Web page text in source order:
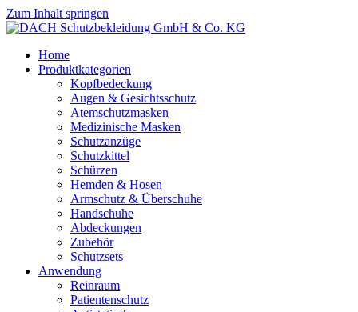
Zum Inhalt springen
Home
Produktkategorien
Kopfbedeckung
Augen & Gesichtsschutz
Atemschutzmasken
Medizinische Masken
Schutzanzüge
Schutzkittel
Schürzen
Hemden & Hosen
Armschutz & Überschuhe
Handschuhe
Abdeckungen
Zubehör
Schutzsets
Anwendung
Reinraum
Patientenschutz